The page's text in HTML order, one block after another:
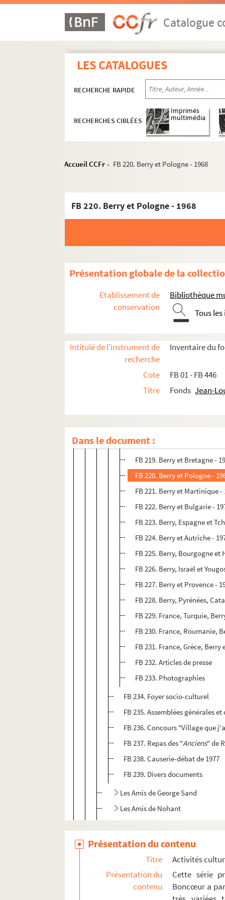
Catalogue
LES CATALOGUES
RECHERCHE RAPIDE
RECHERCHES CIBLÉES
Imprimés
multimédia
Accueil CCFr > FB 220. Berry et Pologne - 1968
FB 220. Berry et Pologne - 1968
Présentation globale de la
Etablissement de
conservation
Bibliothèque
Tous
Intitulé de l'instrument de
recherche
Inventaire du
Cote
FB 01 - FB 446
Titre
Fonds Jean-
Dans le document :
Projets audiovisuels
Représentations théâtrales - Groupe
Manifestations festives et culturelles
Associations, fondations et comités
Les Amys de Rezay
FB 215. Oraison à Notre Dame
Fêtes de la tradition de Rezay
FB 218. Berry et Suisse - 1966
FB 219. Berry et Bretagne -
FB 220. Berry et Pologne -
FB 221. Berry et Martinique -
FB 222. Berry et Bulgarie -
FB 223. Berry, Espagne et
FB 224. Berry et Autriche -
FB 225. Berry, Bourgogne et
FB 226. Berry, Israël et
FB 227. Berry et Provence -
FB 228. Berry, Pyrénées,
FB 229. France, Turquie,
FB 230. France, Roumanie,
FB 231. France, Grèce, Berry
FB 232. Articles de presse
FB 233. Photographies
FB 234. Foyer socio-culturel
FB 235. Assemblées générales
FB 236. Concours "Village que
FB 237. Repas des "Anciens" de
FB 238. Causerie-débat de 1977
FB 239. Divers documents
Les Amis de George Sand
Les Amis de Nohant
FB 245. Amicale des Vielleux et
FB 246. Fêtes et jeux du Berry
FB 247. La fondation Sand
Comité George Sand
Présentation du contenu
Titre
Activités
Présentation du
contenu
Cette série
Boncœur a